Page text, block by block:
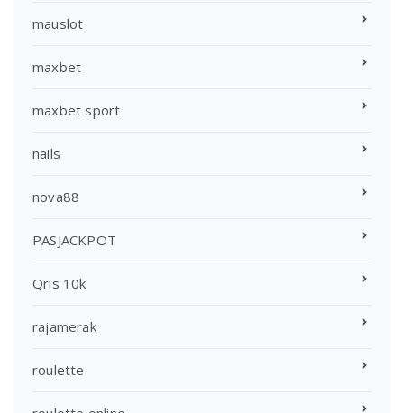
mauslot
maxbet
maxbet sport
nails
nova88
PASJACKPOT
Qris 10k
rajamerak
roulette